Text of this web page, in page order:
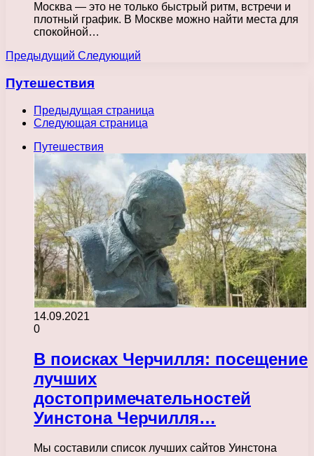
Москва — это не только быстрый ритм, встречи и
плотный график. В Москве можно найти места для
спокойной…
Предыдущий Следующий
Путешествия
Предыдущая страница
Следующая страница
Путешествия
14.09.2021
0
В поисках Черчилля: посещение
лучших
достопримечательностей
Уинстона Черчилля…
Мы составили список лучших сайтов Уинстона